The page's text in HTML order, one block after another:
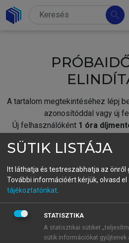
search
A tartalom megtekintéséhez lépj
azonosítóddal vagy új
Új felhasználóként 1 óra
fiókoddal,vagy hozz
A regisztráció után a
BELÉPÉS SAJÁT
SÜTIK LISTÁJA
Itt láthatja és testreszabhatja az
További információért kérjük, olvasd el
tájékoztatónkat
STATISZTIKA
A statisztikai sütiket
sütik információkat gyűjtenek